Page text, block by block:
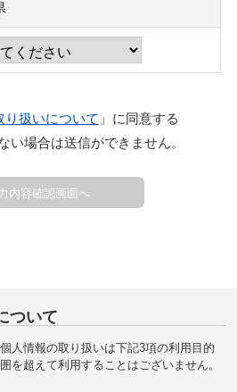
り扱いについて 」に同意する
い場合は送信ができません。
ついて
人情報の取り扱いは下記3項の利用目的
を超えて利用することはございません。